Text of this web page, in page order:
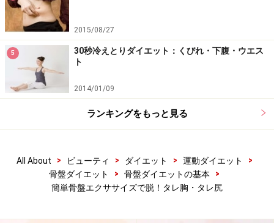
2015/08/27
5
30秒冷えとりダイエット：くびれ・下腹・ウエス
ト
2014/01/09
ランキングをもっと見る
All About > ビューティ > ダイエット > 運動ダイエット
>
骨盤ダイエット
> 骨盤ダイエットの基本
>
簡単骨盤エクササイズで脱！タレ胸・タレ尻